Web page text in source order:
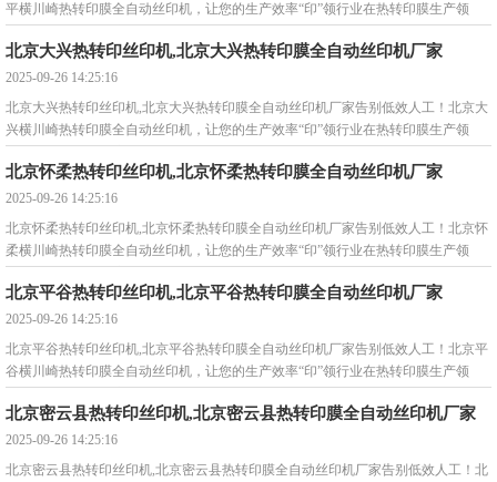
平横川崎热转印膜全自动丝印机，让您的生产效率“印”领行业在热转印膜生产领
北京大兴热转印丝印机,北京大兴热转印膜全自动丝印机厂家
2025-09-26 14:25:16
北京大兴热转印丝印机,北京大兴热转印膜全自动丝印机厂家告别低效人工！北京大
兴横川崎热转印膜全自动丝印机，让您的生产效率“印”领行业在热转印膜生产领
北京怀柔热转印丝印机,北京怀柔热转印膜全自动丝印机厂家
2025-09-26 14:25:16
北京怀柔热转印丝印机,北京怀柔热转印膜全自动丝印机厂家告别低效人工！北京怀
柔横川崎热转印膜全自动丝印机，让您的生产效率“印”领行业在热转印膜生产领
北京平谷热转印丝印机,北京平谷热转印膜全自动丝印机厂家
2025-09-26 14:25:16
北京平谷热转印丝印机,北京平谷热转印膜全自动丝印机厂家告别低效人工！北京平
谷横川崎热转印膜全自动丝印机，让您的生产效率“印”领行业在热转印膜生产领
北京密云县热转印丝印机,北京密云县热转印膜全自动丝印机厂家
2025-09-26 14:25:16
北京密云县热转印丝印机,北京密云县热转印膜全自动丝印机厂家告别低效人工！北